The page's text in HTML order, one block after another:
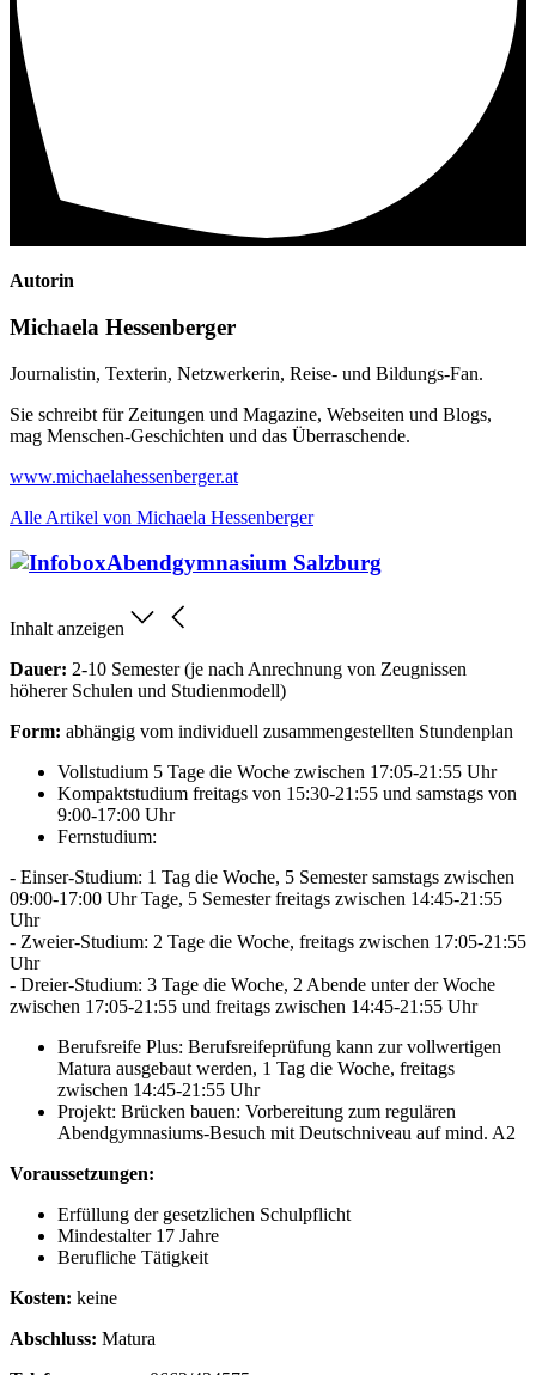
Autorin
Michaela Hessenberger
Journalistin, Texterin, Netzwerkerin, Reise- und Bildungs-Fan.
Sie schreibt für Zeitungen und Magazine, Webseiten und Blogs,
mag Menschen-Geschichten und das Überraschende.
www.michaelahessenberger.at
Alle Artikel von Michaela Hessenberger
Abendgymnasium Salzburg
Inhalt anzeigen
Dauer: 2-10 Semester (je nach Anrechnung von Zeugnissen
höherer Schulen und Studienmodell)
Form: abhängig vom individuell zusammengestellten Stundenplan
Vollstudium 5 Tage die Woche zwischen 17:05-21:55 Uhr
Kompaktstudium freitags von 15:30-21:55 und samstags von
9:00-17:00 Uhr
Fernstudium:
- Einser-Studium: 1 Tag die Woche, 5 Semester samstags zwischen
09:00-17:00 Uhr Tage, 5 Semester freitags zwischen 14:45-21:55
Uhr
- Zweier-Studium: 2 Tage die Woche, freitags zwischen 17:05-21:55
Uhr
- Dreier-Studium: 3 Tage die Woche, 2 Abende unter der Woche
zwischen 17:05-21:55 und freitags zwischen 14:45-21:55 Uhr
Berufsreife Plus: Berufsreifeprüfung kann zur vollwertigen
Matura ausgebaut werden, 1 Tag die Woche, freitags
zwischen 14:45-21:55 Uhr
Projekt: Brücken bauen: Vorbereitung zum regulären
Abendgymnasiums-Besuch mit Deutschniveau auf mind. A2
Voraussetzungen:
Erfüllung der gesetzlichen Schulpflicht
Mindestalter 17 Jahre
Berufliche Tätigkeit
Kosten: keine
Abschluss: Matura